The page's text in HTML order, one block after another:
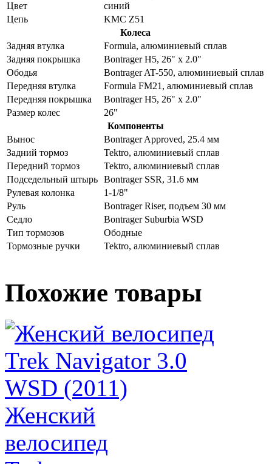
Цвет
синий
Цепь
KMC Z51
Колеса
Задняя втулка
Formula, алюминиевый сплав
Задняя покрышка
Bontrager H5, 26" x 2.0"
Ободья
Bontrager AT-550, алюминиевый сплав
Передняя втулка
Formula FM21, алюминиевый сплав
Передняя покрышка
Bontrager H5, 26" x 2.0"
Размер колес
26"
Компоненты
Вынос
Bontrager Approved, 25.4 мм
Задний тормоз
Tektro, алюминиевый сплав
Передний тормоз
Tektro, алюминиевый сплав
Подседельный штырь Bontrager SSR, 31.6 мм
Рулевая колонка
1-1/8"
Руль
Bontrager Riser, подъем 30 мм
Седло
Bontrager Suburbia WSD
Тип тормозов
Ободные
Тормозные ручки
Tektro, алюминиевый сплав
Похожие товары
Женский
велосипед